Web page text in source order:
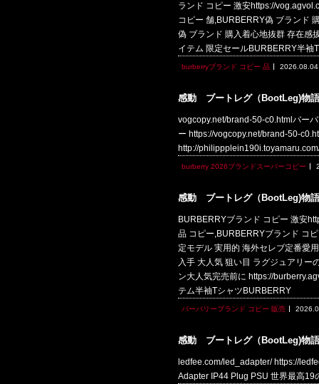
ランド コピー 激安https://
コピー 舗,BURBERRY偽 ブランド
偽 ブランド 購入着心地抜群 存在感
イテム 限定セールBURBERRY半袖
burberryブランド コピー 品 2026.08.04
感動 ブートレグ（BootLeg)物語
vogcopy.net/brand-50-c0.htmlバー
ー https://vogcopy.net/brand-50-
http://
burberry 2026ブランドスーパーコピー
感動 ブートレグ（BootLeg)物語
BURBERRYブランド コピー 激安
品 コピー,BURBERRYブランド コ
定モデル 実用的 海外セレブ定番愛
入手 大人気 狙い目 ラグジュアリー
ン大人気完売前に https://
テム半袖TシャツBURBERRY
バーバリーブランド コピー 販売
感動 ブートレグ（BootLeg)物語
ledfee.com/led_adapter/ https://
Adapter IP44 Plug PSU 世界最高